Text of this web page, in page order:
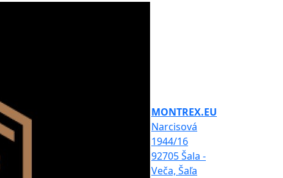
MONTREX.EU
Narcisová
1944/16
92705 Šala -
Veča, Šaľa